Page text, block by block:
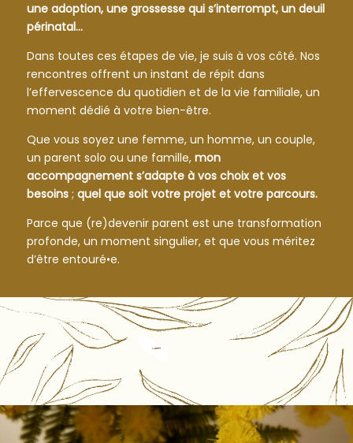
une adoption, une grossesse qui s’interrompt, un deuil
périnatal…
Dans toutes ces étapes de vie, je suis à vos côté. Nos
rencontres offrent un instant de répit dans
l’effervescence du quotidien et de la vie familiale, un
moment dédié à votre bien-être.
Que vous soyez une femme, un homme, un couple,
un parent solo ou une famille, mon
accompagnement s’adapte à vos choix et vos
besoins; quel que soit votre projet et votre parcours.
Parce que (re)devenir parent est une transformation
profonde, un moment singulier, et que vous méritez
d’être entouré•e.